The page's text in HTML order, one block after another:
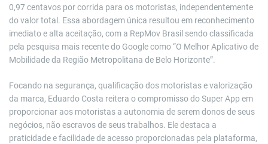
0,97 centavos por corrida para os motoristas, independentemente
do valor total. Essa abordagem única resultou em reconhecimento
imediato e alta aceitação, com a RepMov Brasil sendo classificada
pela pesquisa mais recente do Google como “O Melhor Aplicativo de
Mobilidade da Região Metropolitana de Belo Horizonte”.
Focando na segurança, qualificação dos motoristas e valorização
da marca, Eduardo Costa reitera o compromisso do Super App em
proporcionar aos motoristas a autonomia de serem donos de seus
negócios, não escravos de seus trabalhos. Ele destaca a
praticidade e facilidade de acesso proporcionadas pela plataforma,